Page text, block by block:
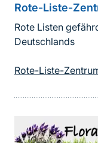
Rote-Liste-
Rote Listen
Deutschlands
Rote-Liste-